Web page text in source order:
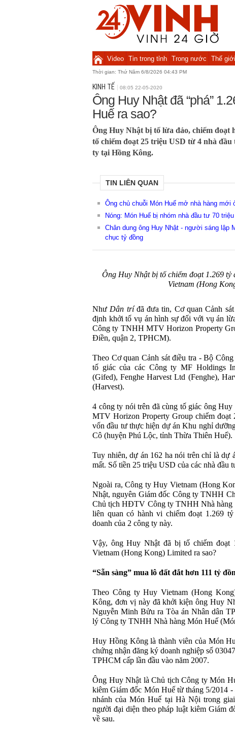
Video Tin trong tỉnh Trong nước Thế giới
Thời gian: Thứ Năm 6/8/2026 04:43 PM
KINH TẾ 08:05 22-05-2020
Ông Huy Nhật đã “phá”
Huế ra sao?
Ông Huy Nhật bị tố lừa đảo, chiếm đoạt
tố chiếm đoạt 25 triệu USD từ 4 nhà
ty tại Hồng Kông.
TIN LIÊN QUAN
Ông chủ chuỗi Món Huế mở nhà hàng mới
Nóng: Món Huế bị nhóm nhà đầu tư 70
Chân dung ông Huy Nhật - người sáng lập
chục tỷ đồng
Ông Huy Nhật bị tố chiếm đoạt 1.269
Vietnam (Hong
NhưDân tríđã đưa tin, Cơ quan Cảnh
định khởi tố vụ án hình sự đối với vụ án
Công ty TNHH MTV Horizon Property
Điền, quận 2, TPHCM).
Theo Cơ quan Cảnh sát điều tra - Bộ
tố giác của các Công ty MF Holdings
(Gifed), Fenghe Harvest Ltd (Fenghe),
(Harvest).
4 công ty nói trên đã cùng tố giác ông
MTV Horizon Property Group chiếm
vốn đầu tư thực hiện dự án Khu nghỉ
Cô (huyện Phú Lộc, tỉnh Thừa Thiên Huế).
Tuy nhiên, dự án 162 ha nói trên chỉ là dự
mất. Số tiền 25 triệu USD của các nhà đầu
Ngoài ra, Công ty Huy Vietnam (Hong
Nhật, nguyên Giám đốc Công ty TNHH
Chủ tịch HĐTV Công ty TNHH Nhà hàng
liên quan có hành vi chiếm đoạt 1.269
doanh của 2 công ty này.
Vậy, ông Huy Nhật đã bị tố chiếm đoạt
Vietnam (Hong Kong) Limited ra sao?
“Sẵn sàng” mua lô đất đắt hơn 111 tỷ
Theo Công ty Huy Vietnam (Hong
Kông, đơn vị này đã khởi kiện ông Huy
Nguyễn Minh Bửu ra Tòa án Nhân dân
lý Công ty TNHH Nhà hàng Món Huế
Huy Hồng Kông là thành viên của Món
chứng nhận đăng ký doanh nghiệp số
TPHCM cấp lần đầu vào năm 2007.
Ông Huy Nhật là Chủ tịch Công ty Món
kiêm Giám đốc Món Huế từ tháng 5/2014
nhánh của Món Huế tại Hà Nội trong
người đại diện theo pháp luật kiêm Giám
về sau.